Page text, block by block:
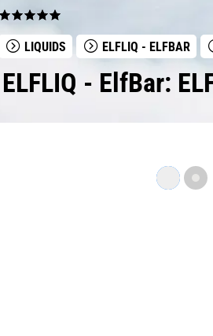
LIQUIDS ELFLIQ - ELFBAR
ELFLIQ - ElfBar: